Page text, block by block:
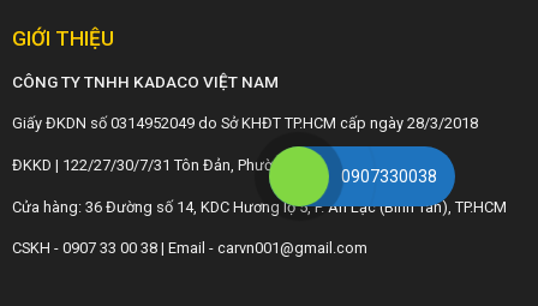
GIỚI THIỆU
CÔNG TY TNHH KADACO VIỆT NAM
Giấy ĐKDN số 0314952049 do Sở KHĐT TP.HCM cấp ngày 28/3/2018
ĐKKD | 122/27/30/7/31 Tôn Đản, Phường 10, Quận 4, TP.HCM
Cửa hàng: 36 Đường số 14, KDC Hương lộ 5, P. An Lạc (Bình Tân), TP.HCM
CSKH - 0907 33 00 38 | Email - carvn001@gmail.com
0907330038